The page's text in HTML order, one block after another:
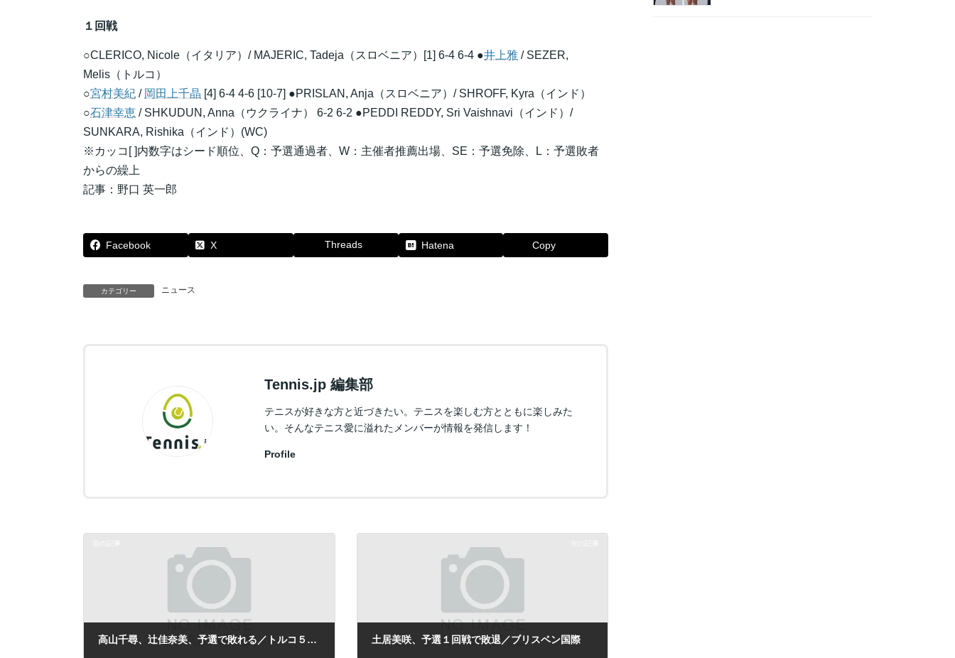
１回戦
○CLERICO, Nicole（イタリア）/ MAJERIC, Tadeja（スロベニア）[1] 6-4 6-4 ●井上雅 / SEZER,
Melis（トルコ）
○宮村美紀 / 岡田上千晶 [4] 6-4 4-6 [10-7] ●PRISLAN, Anja（スロベニア）/ SHROFF, Kyra（インド）
○石津幸恵 / SHKUDUN, Anna（ウクライナ） 6-2 6-2 ●PEDDI REDDY, Sri Vaishnavi（インド）/
SUNKARA, Rishika（インド）(WC)
※カッコ[ ]内数字はシード順位、Q：予選通過者、W：主催者推薦出場、SE：予選免除、L：予選敗者
からの繰上
記事：野口 英一郎
Facebook X Threads Hatena Copy
カテゴリー ニュース
Tennis.jp 編集部
テニスが好きな方と近づきたい。テニスを楽しむ方とともに楽しみた
い。そんなテニス愛に溢れたメンバーが情報を発信します！
Profile
高山千尋、辻佳奈美、予選で敗れる／トルコ５万ドル大会 土居美咲、予選１回戦で敗退／ブリスベン国際